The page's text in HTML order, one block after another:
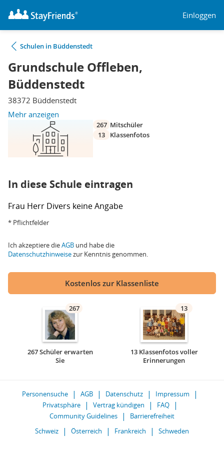
Einloggen
Schulen in Büddenstedt
Grundschule Offleben,
Büddenstedt
38372 Büddenstedt
Mehr anzeigen
267 Mitschüler
13
Klassenfotos
In diese Schule eintragen
Frau Herr Divers keine Angabe
* Pflichtfelder
Ich akzeptiere dieAGB und habe die
Datenschutzhinweisezur Kenntnis genommen.
Kostenlos zur Klassenliste
267
267 Schüler erwarten
Sie
13
13 Klassenfotos voller
Erinnerungen
Personensuche AGB Datenschutz
Impressum
Privatsphäre
Vertrag kündigen
FAQ
Community Guidelines
Barrierefreiheit
Schweiz
Österreich Frankreich Schweden